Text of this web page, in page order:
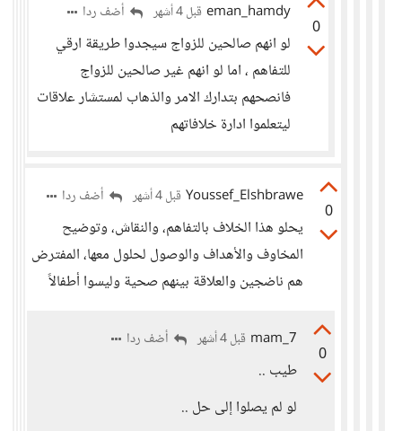
0
eman_hamdy قبل 4 أشهر أضف ردا
لو انهم صالحين للزواج سيجدوا طريقة ارقي
للتفاهم ، اما لو انهم غير صالحين للزواج
فانصحهم بتدارك الامر والذهاب لمستشار علاقات
ليتعلموا ادارة خلافاتهم
0
Youssef_Elshbrawe قبل 4 أشهر أضف ردا
يحلو هذا الخلاف بالتفاهم، والنقاش، وتوضيح
المخاوف والأهداف والوصول لحلول معها، المفترض
هم ناضجين والعلاقة بينهم صحية وليسوا أطفالاً
0
mam_7 قبل 4 أشهر أضف ردا
طيب ..
لو لم يصلوا إلى حل ..